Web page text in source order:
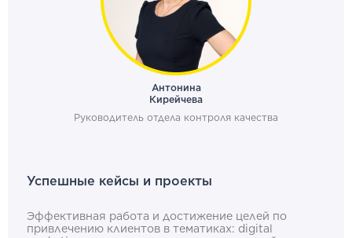
Антонина
Кирейчева
Руководитель отдела контроля качества
Успешные кейсы и проекты
Эффективная работа и достижение целей по
привлечению клиентов в тематиках: digital